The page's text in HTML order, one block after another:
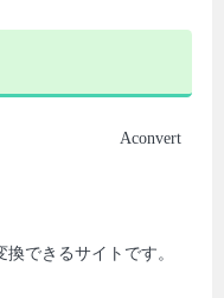
できるサイトです。